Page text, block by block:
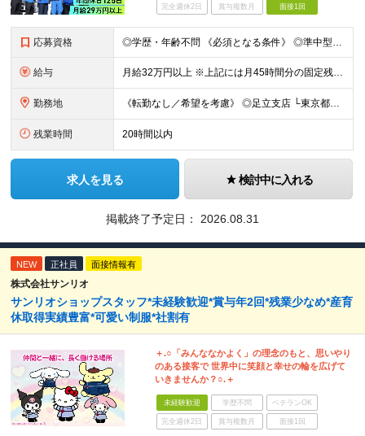
完全週休2日 賞与複数月 面接1回
応募資格 ◎学歴・年齢不問 《必須となる条件》 ◎準中型免許 ◎配送ドライバー（2t以上）の経験がある方 《以下いずれかに当てはまる方》 ◎家具家電の組立・設置の経験がある方 ◎DIYに関する知識（趣味でも
給与 月給32万円以上 ※上記には月45時間分の固定残業代（8万円～）を含む／超過分は別途支給 ※経験・能力を考慮の上で決定いたします。 ※試⽤期間3ヶ⽉／待遇変更なし
勤務地 《転勤なし／希望を考慮》 ◎足立支店 └東京都足立区西竹ノ塚1-13-9-2F ◎荒川支店 └東京都荒川区荒川8-18-8 ◎横浜支店 └神奈川県横浜市港北区新羽町1795-1 パレスイン中村302
残業時間 20時間以内
求人を見る 検討中に入れる
掲載終了予定日： 2026.08.31
NEW 正社員 面接情報有
株式会社サンリオ
サンリオショップスタッフ*未経験歓迎*賞与年2回*残業少なめ*産育
休取得実績豊富*可愛い制服*社割有
＋.○「みんななかよく」の理念のもと、思いやり
のある接客で 世界中に笑顔と幸せの輪を広げて
いきませんか？○.＋
未経験歓迎 学歴不問 ベテランOK
完全週休2日 賞与複数月 面接1回